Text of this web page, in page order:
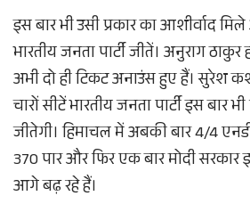
इस बार भी उसी प्रकार का आशीर्वाद
भारतीय जनता पार्टी जीतें। अनुराग
अभी दो ही टिकट अनाउंस हुए हैं। सुरेश
चारों सीटें भारतीय जनता पार्टी इस बार भी
जीतेगी। हिमाचल में अबकी बार 4/4
370 पार और फिर एक बार मोदी
आगे बढ़ रहे हैं।